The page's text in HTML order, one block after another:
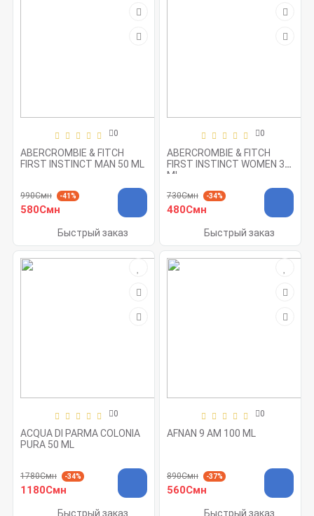
0
ABERCROMBIE & FITCH
FIRST INSTINCT MAN 50 ML
990Смн -41%
580Смн
Быстрый заказ
0
ABERCROMBIE & FITCH
FIRST INSTINCT WOMEN 30
ML
730Смн -34%
480Смн
Быстрый заказ
0
ACQUA DI PARMA COLONIA
PURA 50 ML
1780Смн -34%
1180Смн
Быстрый заказ
0
AFNAN 9 AM 100 ML
890Смн -37%
560Смн
Быстрый заказ